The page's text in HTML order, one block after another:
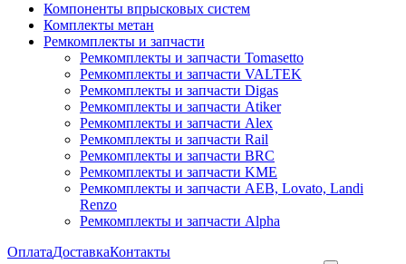
Компоненты впрысковых систем
Комплекты метан
Ремкомплекты и запчасти
Ремкомплекты и запчасти Tomasetto
Ремкомплекты и запчасти VALTEK
Ремкомплекты и запчасти Digas
Ремкомплекты и запчасти Atiker
Ремкомплекты и запчасти Alex
Ремкомплекты и запчасти Rail
Ремкомплекты и запчасти BRC
Ремкомплекты и запчасти KME
Ремкомплекты и запчасти AEB, Lovato, Landi
Renzo
Ремкомплекты и запчасти Alpha
ОплатаДоставкаКонтакты